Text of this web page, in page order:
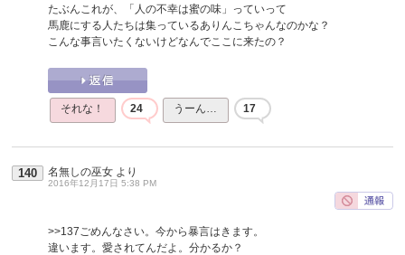
たぶんこれが、「人の不幸は蜜の味」っていって
馬鹿にする人たちは集っているありんこちゃんなのかな？
こんな事言いたくないけどなんでここに来たの？
それな！ 24 うーん… 17
140 名無しの巫女 より
2016年12月17日 5:38 PM
>>137ごめんなさい。今から暴言はきます。
違います。愛されてんだよ。分かるか？